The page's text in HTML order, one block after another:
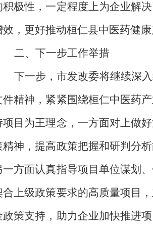
积极性，一定程度上为企业解
， 更好推动桓仁县中医药健康
二、下一步工作举措
下一步，市发改委将继续深
件精神，紧紧围绕桓仁中医药
项目为王理念，一方面对上做
精神，提高政策把握和研判分
一方面认真指导项目单位谋划
合上级政策要求的高质量项目
政策支持，助力企业加快推进